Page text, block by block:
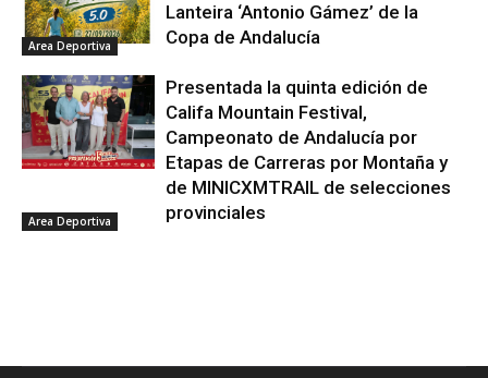
Area Deportiva
Lanteira ‘Antonio Gámez’ de la
Copa de Andalucía
Area Deportiva
Presentada la quinta edición de
Califa Mountain Festival,
Campeonato de Andalucía por
Etapas de Carreras por Montaña y
de MINICXMTRAIL de selecciones
provinciales